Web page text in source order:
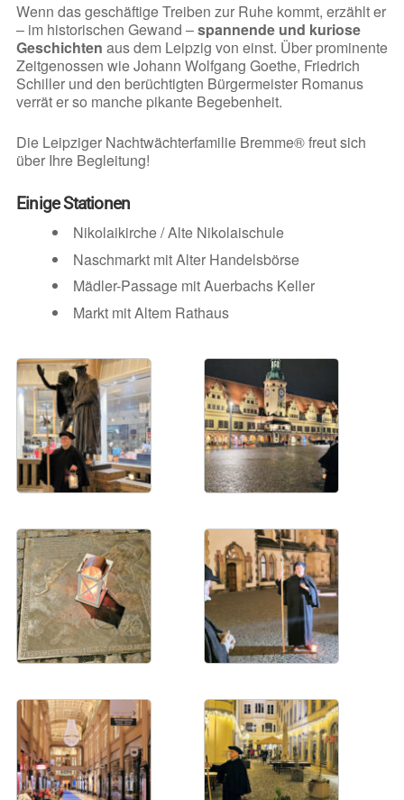
Wenn das geschäftige Treiben zur Ruhe kommt, erzählt er
– im historischen Gewand –spannende und kuriose
Geschichten aus dem Leipzig von einst. Über prominente
Zeitgenossen wie Johann Wolfgang Goethe, Friedrich
Schiller und den berüchtigten Bürgermeister Romanus
verrät er so manche pikante Begebenheit.
Die Leipziger Nachtwächterfamilie Bremme® freut sich
über Ihre Begleitung!
Einige Stationen
Nikolaikirche / Alte Nikolaischule
Naschmarkt mit Alter Handelsbörse
Mädler-Passage mit Auerbachs Keller
Markt mit Altem Rathaus